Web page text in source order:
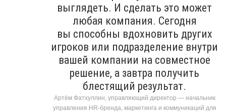
выглядеть. И сделать это может
любая компания. Сегодня
вы способны вдохновить других
игроков или подразделение внутри
вашей компании на совместное
решение, а завтра получить
блестящий результат.
Артём Фатхуллин, управляющий директор — начальник
управления HR-бренда, маркетинга и коммуникаций для